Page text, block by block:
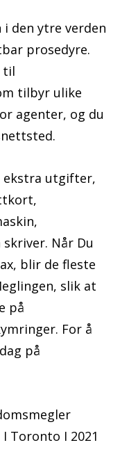
i den ytre verden
prosedyre.
til
tilbyr ulike
agenter, og du
ekstra utgifter,
Når Du
blir de fleste
slik at
på
For å
på
Toronto I 2021